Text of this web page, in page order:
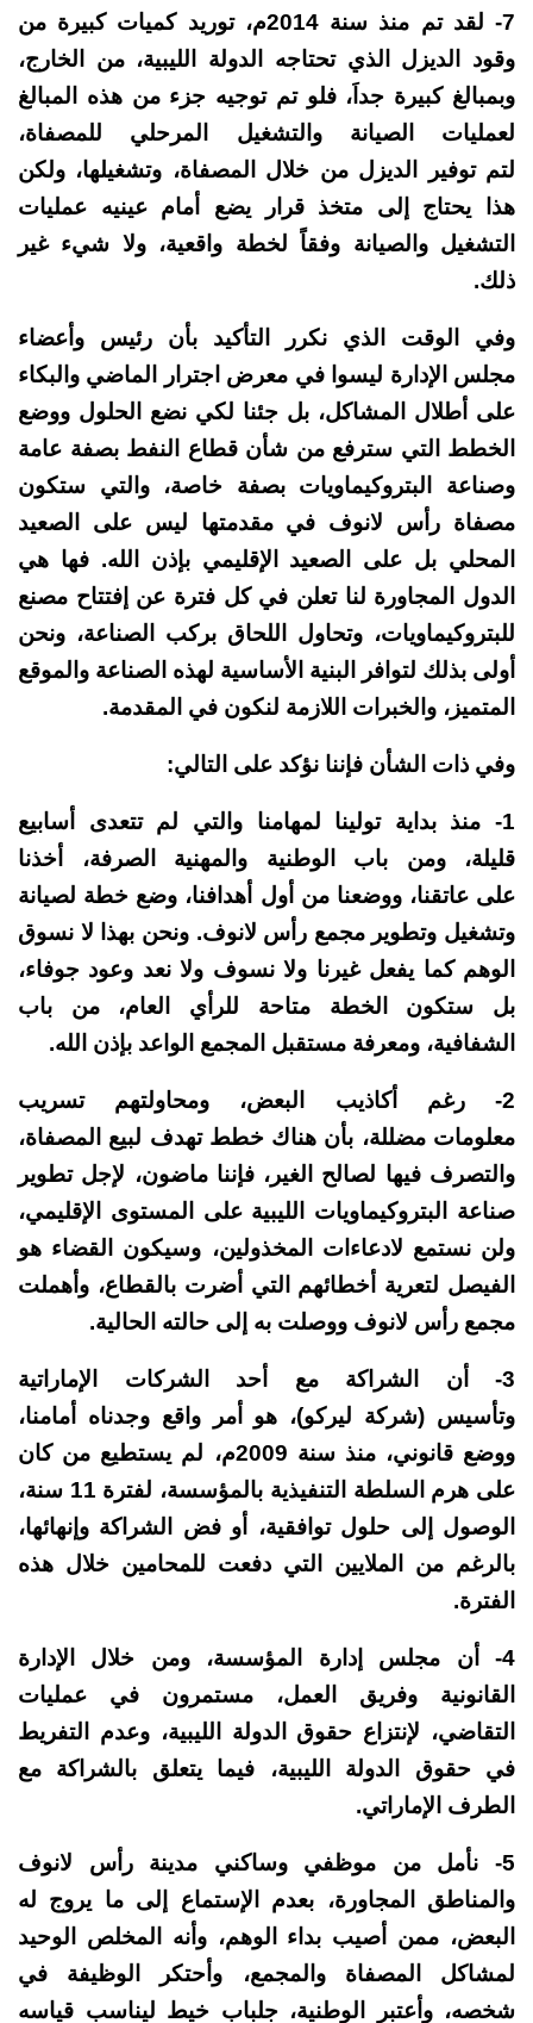
7- لقد تم منذ سنة 2014م، توريد كميات كبيرة من
وقود الديزل الذي تحتاجه الدولة الليبية، من الخارج،
وبمبالغ كبيرة جداَ، فلو تم توجيه جزء من هذه المبالغ
لعمليات الصيانة والتشغيل المرحلي للمصفاة،
لتم توفير الديزل من خلال المصفاة، وتشغيلها، ولكن
هذا يحتاج إلى متخذ قرار يضع أمام عينيه عمليات
التشغيل والصيانة وفقاً لخطة واقعية، ولا شيء غير
ذلك.
وفي الوقت الذي نكرر التأكيد بأن رئيس وأعضاء
مجلس الإدارة ليسوا في معرض اجترار الماضي والبكاء
على أطلال المشاكل، بل جئنا لكي نضع الحلول ووضع
الخطط التي سترفع من شأن قطاع النفط بصفة عامة
وصناعة البتروكيماويات بصفة خاصة، والتي ستكون
مصفاة رأس لانوف في مقدمتها ليس على الصعيد
المحلي بل على الصعيد الإقليمي بإذن الله. فها هي
الدول المجاورة لنا تعلن في كل فترة عن إفتتاح مصنع
للبتروكيماويات، وتحاول اللحاق بركب الصناعة، ونحن
أولى بذلك لتوافر البنية الأساسية لهذه الصناعة والموقع
المتميز، والخبرات اللازمة لنكون في المقدمة.
وفي ذات الشأن فإننا نؤكد على التالي:
1- منذ بداية تولينا لمهامنا والتي لم تتعدى أسابيع
قليلة، ومن باب الوطنية والمهنية الصرفة، أخذنا
على عاتقنا، ووضعنا من أول أهدافنا، وضع خطة لصيانة
وتشغيل وتطوير مجمع رأس لانوف. ونحن بهذا لا نسوق
الوهم كما يفعل غيرنا ولا نسوف ولا نعد وعود جوفاء،
بل ستكون الخطة متاحة للرأي العام، من باب
الشفافية، ومعرفة مستقبل المجمع الواعد بإذن الله.
2- رغم أكاذيب البعض، ومحاولتهم تسريب
معلومات مضللة، بأن هناك خطط تهدف لبيع المصفاة،
والتصرف فيها لصالح الغير، فإننا ماضون، لإجل تطوير
صناعة البتروكيماويات الليبية على المستوى الإقليمي،
ولن نستمع لادعاءات المخذولين، وسيكون القضاء هو
الفيصل لتعرية أخطائهم التي أضرت بالقطاع، وأهملت
مجمع رأس لانوف ووصلت به إلى حالته الحالية.
3- أن الشراكة مع أحد الشركات الإماراتية
وتأسيس (شركة ليركو)، هو أمر واقع وجدناه أمامنا،
ووضع قانوني، منذ سنة 2009م، لم يستطيع من كان
على هرم السلطة التنفيذية بالمؤسسة، لفترة 11 سنة،
الوصول إلى حلول توافقية، أو فض الشراكة وإنهائها،
بالرغم من الملايين التي دفعت للمحامين خلال هذه
الفترة.
4- أن مجلس إدارة المؤسسة، ومن خلال الإدارة
القانونية وفريق العمل، مستمرون في عمليات
التقاضي، لإنتزاع حقوق الدولة الليبية، وعدم التفريط
في حقوق الدولة الليبية، فيما يتعلق بالشراكة مع
الطرف الإماراتي.
5- نأمل من موظفي وساكني مدينة رأس لانوف
والمناطق المجاورة، بعدم الإستماع إلى ما يروج له
البعض، ممن أصيب بداء الوهم، وأنه المخلص الوحيد
لمشاكل المصفاة والمجمع، وأحتكر الوظيفة في
شخصه، وأعتبر الوطنية، جلباب خيط ليناسب قياسه